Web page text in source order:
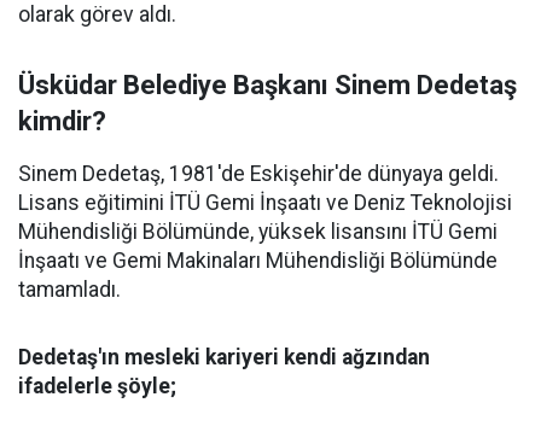
olarak görev aldı.
Üsküdar Belediye Başkanı Sinem Dedetaş
kimdir?
Sinem Dedetaş, 1981'de Eskişehir'de dünyaya geldi.
Lisans eğitimini İTÜ Gemi İnşaatı ve Deniz Teknolojisi
Mühendisliği Bölümünde, yüksek lisansını İTÜ Gemi
İnşaatı ve Gemi Makinaları Mühendisliği Bölümünde
tamamladı.
Dedetaş'ın mesleki kariyeri kendi ağzından
ifadelerle şöyle;